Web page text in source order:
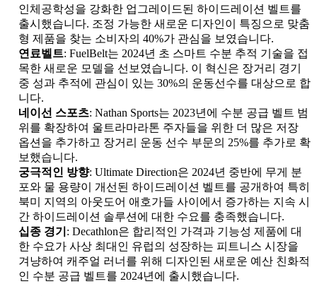
인체공학성을 강화한 업그레이드된 하이드레이션 벨트를
출시했습니다. 조정 가능한 새로운 디자인이 특징으로 맞춤
형 제품을 찾는 소비자의 40%가 관심을 보였습니다.
연료벨트: FuelBelt는 2024년 초 스마트 수분 추적 기술을 접
목한 새로운 모델을 선보였습니다. 이 혁신은 장거리 경기
중 성과 추적에 관심이 있는 30%의 운동선수를 대상으로 합
니다.
네이선 스포츠: Nathan Sports는 2023년에 수분 공급 벨트 범
위를 확장하여 울트라마라톤 주자들을 위한 더 많은 저장
옵션을 추가하고 장거리 운동 선수 부문의 25%를 추가로 확
보했습니다.
궁극적인 방향: Ultimate Direction은 2024년 중반에 무게 분
포와 물 용량이 개선된 하이드레이션 벨트를 공개하여 특히
북미 지역의 아웃도어 애호가들 사이에서 증가하는 지속 시
간 하이드레이션 솔루션에 대한 수요를 충족했습니다.
십종 경기 : Decathlon은 합리적인 가격과 기능성 제품에 대
한 수요가 사상 최대인 유럽의 성장하는 피트니스 시장을
겨냥하여 캐주얼 러너를 위해 디자인된 새로운 예산 친화적
인 수분 공급 벨트를 2024년에 출시했습니다.